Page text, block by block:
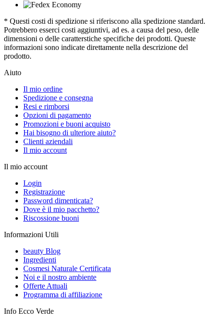
* Questi costi di spedizione si riferiscono alla spedizione standard.
Potrebbero esserci costi aggiuntivi, ad es. a causa del peso, delle
dimensioni o delle caratterstiche specifiche dei prodotti. Queste
informazioni sono indicate direttamente nella descrizione del
prodotto.
Aiuto
Il mio ordine
Spedizione e consegna
Resi e rimborsi
Opzioni di pagamento
Promozioni e buoni acquisto
Hai bisogno di ulteriore aiuto?
Clienti aziendali
Il mio account
Il mio account
Login
Registrazione
Password dimenticata?
Dove è il mio pacchetto?
Riscossione buoni
Informazioni Utili
beauty Blog
Ingredienti
Cosmesi Naturale Certificata
Noi e il nostro ambiente
Offerte Attuali
Programma di affiliazione
Info Ecco Verde